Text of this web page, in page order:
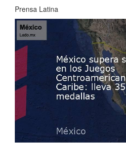
Prensa Latina